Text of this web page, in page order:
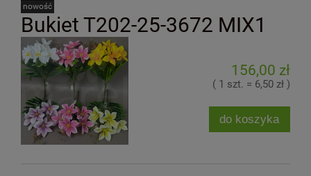
Bukiet T202-25-3672 MIX1
156,00 zł
( 1 szt. = 6,50 zł )
do koszyka
nowość